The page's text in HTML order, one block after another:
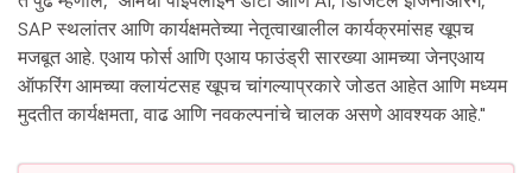
SAP स्थलांतर आणि कार्यक्षमतेच्या नेतृत्वाखालील कार्यक्रमांसह खूपच
मजबूत आहे. एआय फोर्स आणि एआय फाउंड्री सारख्या आमच्या जेनएआय
ऑफरिंग आमच्या क्लायंटसह खूपच चांगल्याप्रकारे जोडत आहेत आणि मध्यम
मुदतीत कार्यक्षमता, वाढ आणि नवकल्पनांचे चालक असणे आवश्यक आहे."